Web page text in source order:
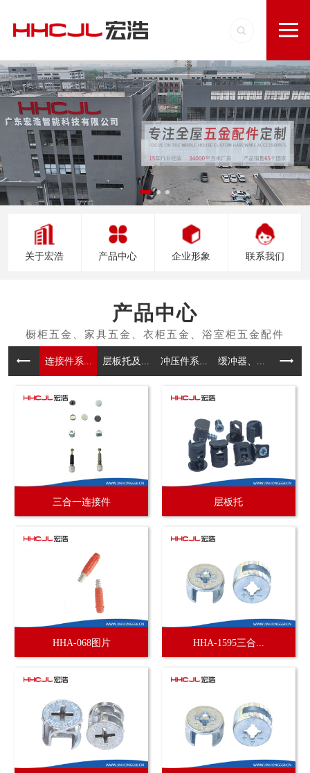
关于宏浩 产品中心 企业形象 联系我们
产品中心
连接件系... 层板托及... 冲压件系... 缓冲器、... 拉手
三合一连接件 层板托
HHA-068图片 HHA-1595三合...